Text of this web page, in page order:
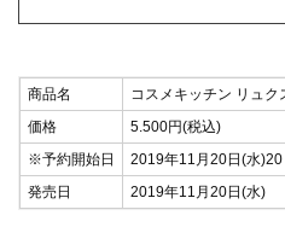
商品名
コスメキッチン リュク
価格
5.500円(税込)
※予約開始日
2019年11月20日(水
発売日
2019年11月20日(水)